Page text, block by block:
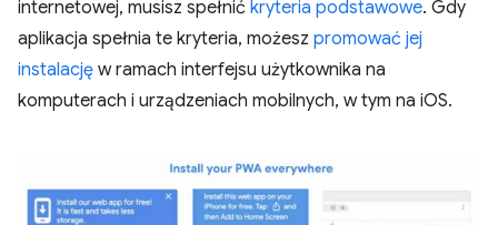
internetowej, musisz spełnić kryteria podstawowe. Gdy
aplikacja spełnia te kryteria, możesz promować jej
instalację w ramach interfejsu użytkownika na
komputerach i urządzeniach mobilnych, w tym na iOS.